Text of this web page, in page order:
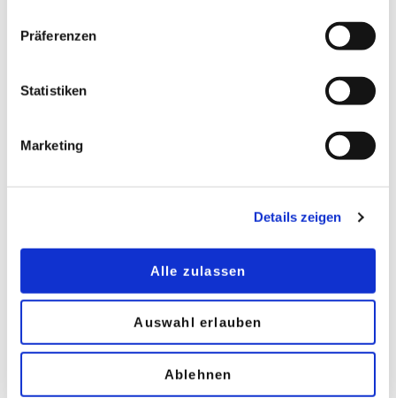
Präferenzen
Statistiken
Marketing
Details zeigen
Alle zulassen
Auswahl erlauben
Ablehnen
neben dem Krefelder Vertriebs- und
Würselen, das Brandschutz-Prüflabor IFTS und der
Bereich Forschung und Entwicklung, beide in
Palette feuerhemmender, schlagfester,
sprengwirkungshemmender, druck- und selbst
hurrikanesicherer Hochsicherheitsgläser
in allen Lebensräumen selbst für anspruchsvollste
Anwendungen bieten.